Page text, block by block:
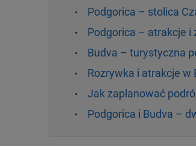
Podgorica – stolica
Podgorica – atrakcje
Budva – turystyczna
Rozrywka i atrakcje w
Jak zaplanować
Podgorica i Budva –